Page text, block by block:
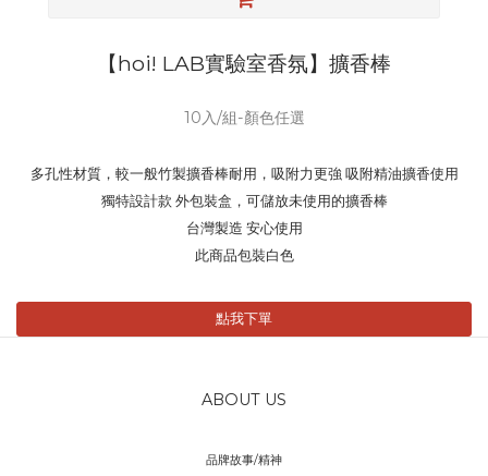
【hoi! LAB實驗室香氛】擴香棒
10入/組-顏色任選
多孔性材質，較一般竹製擴香棒耐用，吸附力更強 吸附精油擴香使用
獨特設計款 外包裝盒，可儲放未使用的擴香棒
台灣製造 安心使用
此商品包裝白色
點我下單
ABOUT US
品牌故事/精神